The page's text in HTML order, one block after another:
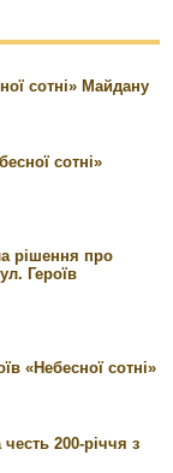
сотні» Майдану
сотні»
рішення про
Героїв
«Небесної сотні»
честь 200-річчя з